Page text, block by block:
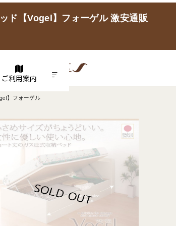
ド【Vogel】フォーゲル 激安通販
ご利用案内
】フォーゲル